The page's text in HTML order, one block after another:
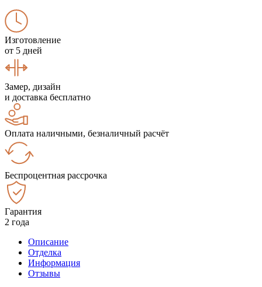
Изготовление
от 5 дней
Замер, дизайн
и доставка бесплатно
Оплата наличными, безналичный расчёт
Беспроцентная рассрочка
Гарантия
2 года
Описание
Отделка
Информация
Отзывы